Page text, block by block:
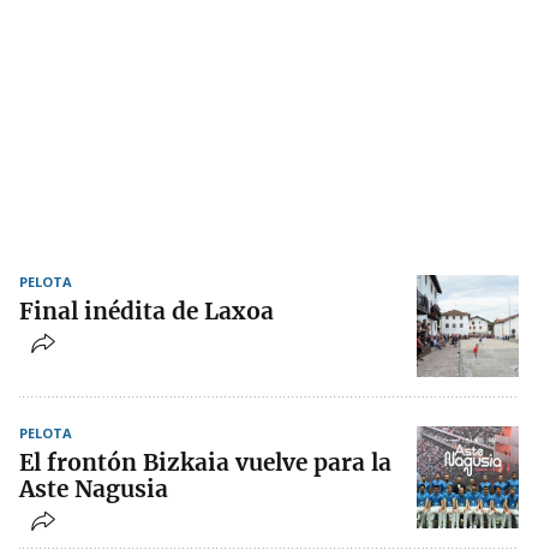
PELOTA
Final inédita de Laxoa
PELOTA
El frontón Bizkaia vuelve para la
Aste Nagusia